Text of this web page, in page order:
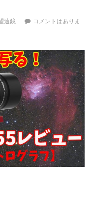
遠鏡
コメントはありま